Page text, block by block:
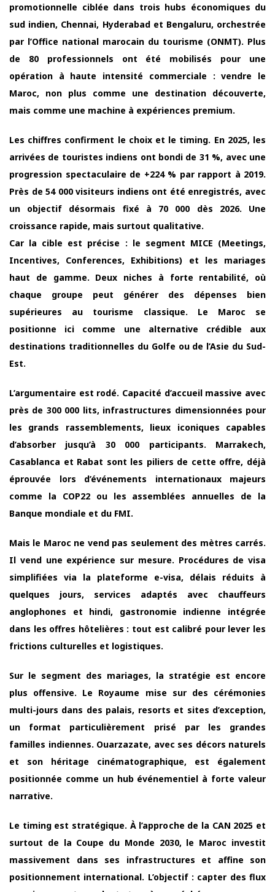
promotionnelle ciblée dans trois hubs économiques du
sud indien, Chennai, Hyderabad et Bengaluru, orchestrée
par l’Office national marocain du tourisme (ONMT). Plus
de 80 professionnels ont été mobilisés pour une
opération à haute intensité commerciale : vendre le
Maroc, non plus comme une destination découverte,
mais comme une machine à expériences premium.
Les chiffres confirment le choix et le timing. En 2025, les
arrivées de touristes indiens ont bondi de 31 %, avec une
progression spectaculaire de +224 % par rapport à 2019.
Près de 54 000 visiteurs indiens ont été enregistrés, avec
un objectif désormais fixé à 70 000 dès 2026. Une
croissance rapide, mais surtout qualitative.
Car la cible est précise : le segment MICE (Meetings,
Incentives, Conferences, Exhibitions) et les mariages
haut de gamme. Deux niches à forte rentabilité, où
chaque groupe peut générer des dépenses bien
supérieures au tourisme classique. Le Maroc se
positionne ici comme une alternative crédible aux
destinations traditionnelles du Golfe ou de l’Asie du Sud-
Est.
L’argumentaire est rodé. Capacité d’accueil massive avec
près de 300 000 lits, infrastructures dimensionnées pour
les grands rassemblements, lieux iconiques capables
d’absorber jusqu’à 30 000 participants. Marrakech,
Casablanca et Rabat sont les piliers de cette offre, déjà
éprouvée lors d’événements internationaux majeurs
comme la COP22 ou les assemblées annuelles de la
Banque mondiale et du FMI.
Mais le Maroc ne vend pas seulement des mètres carrés.
Il vend une expérience sur mesure. Procédures de visa
simplifiées via la plateforme e-visa, délais réduits à
quelques jours, services adaptés avec chauffeurs
anglophones et hindi, gastronomie indienne intégrée
dans les offres hôtelières : tout est calibré pour lever les
frictions culturelles et logistiques.
Sur le segment des mariages, la stratégie est encore
plus offensive. Le Royaume mise sur des cérémonies
multi-jours dans des palais, resorts et sites d’exception,
un format particulièrement prisé par les grandes
familles indiennes. Ouarzazate, avec ses décors naturels
et son héritage cinématographique, est également
positionnée comme un hub événementiel à forte valeur
narrative.
Le timing est stratégique. À l’approche de la CAN 2025 et
surtout de la Coupe du Monde 2030, le Maroc investit
massivement dans ses infrastructures et affine son
positionnement international. L’objectif : capter des flux